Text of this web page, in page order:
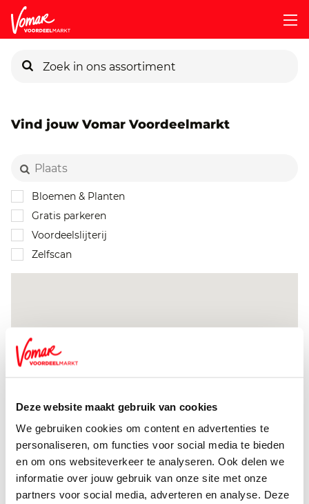
Deze website maakt gebruik van cookies
We gebruiken cookies om content en advertenties te
personaliseren, om functies voor social media te bieden
en om ons websiteverkeer te analyseren. Ook delen we
informatie over jouw gebruik van onze site met onze
partners voor social media, adverteren en analyse. Deze
Persoonlijk KIK-account
Vind jouw Vomar Voordeelmarkt
Bloemen & Planten
Gratis parkeren
Voordeelslijterij
Zelfscan
4
5